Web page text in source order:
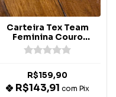
Carteira Tex Team
Feminina Couro
Legitimo Costura Rosa
R$159,90
R$143,91 com Pix